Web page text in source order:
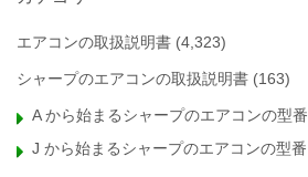
エアコンの取扱説明書 (4,323)
シャープのエアコンの取扱説明書 (163)
A から始まるシャープのエアコンの型番
J から始まるシャープのエアコンの型番